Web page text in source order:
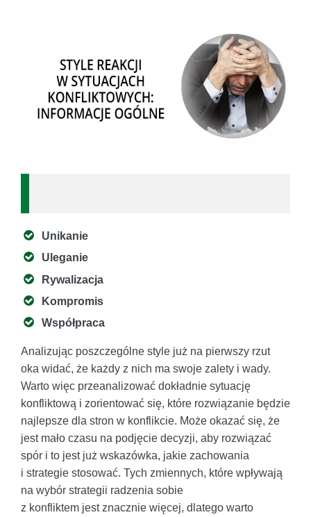
Unikanie
Uleganie
Rywalizacja
Kompromis
Współpraca
Analizując poszczególne style już na pierwszy rzut
oka widać, że każdy z nich ma swoje zalety i wady.
Warto więc przeanalizować dokładnie sytuację
konfliktową i zorientować się, które rozwiązanie będzie
najlepsze dla stron w konflikcie. Może okazać się, że
jest mało czasu na podjęcie decyzji, aby rozwiązać
spór i to jest już wskazówka, jakie zachowania
i strategie stosować. Tych zmiennych, które wpływają
na wybór strategii radzenia sobie
z konfliktem jest znacznie więcej, dlatego warto